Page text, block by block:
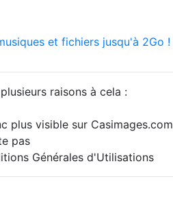
et fichiers jusqu'à 2Go !
raisons à cela :
plus visible sur Casimages.com
pas
Générales d'Utilisations